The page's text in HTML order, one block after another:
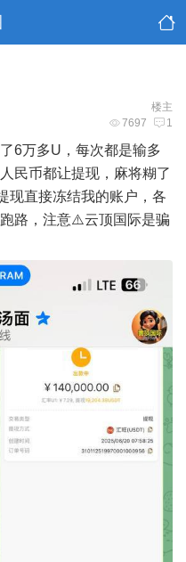
楼主
7697 1
6万多U，每次都是输多
民币都让提现，麻将糊了
现直接冻结我的账户，各
路，注意⚠️云顶国际是骗